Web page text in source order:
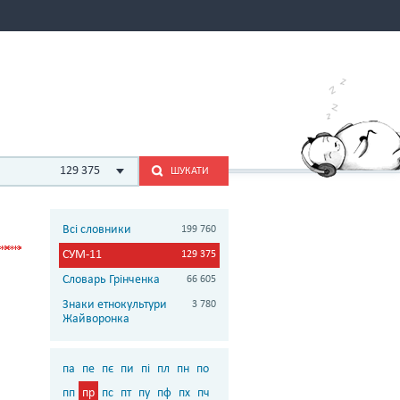
129 375 ШУКАТИ
Всі словники 199 760
СУМ-11 129 375
Словарь Грінченка 66 605
Знаки етнокультури
Жайворонка
3 780
па пе пє пи пі пл пн по
пп пр пс пт пу пф пх пч